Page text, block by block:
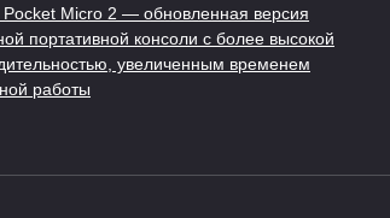
Pocket Micro 2 — обновленная версия
портативной консоли с более высокой
увеличенным временем
работы